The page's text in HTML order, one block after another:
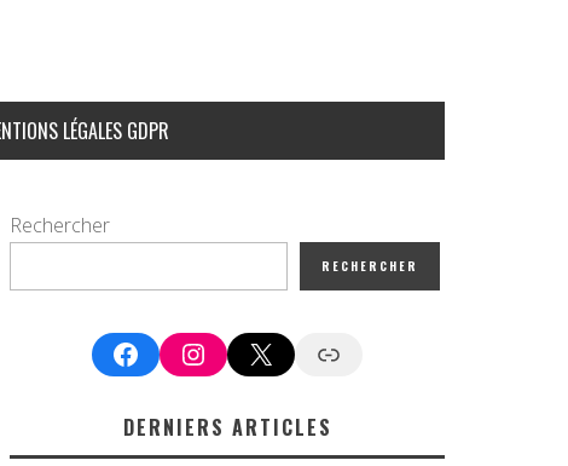
LÉGALES GDPR
Rechercher
RECHERCHER
FacebookInstagram
X Google News
DERNIERS ARTICLES